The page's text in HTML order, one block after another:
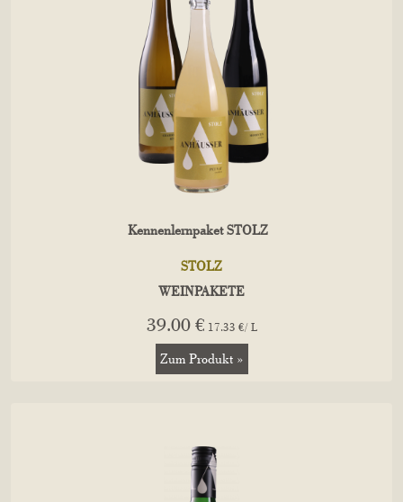
Kennenlernpaket STOLZ
STOLZ
WEINPAKETE
39.00 € 17.33 €/ L
Zum Produkt »